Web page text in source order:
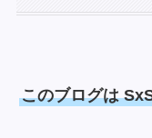
このブログは